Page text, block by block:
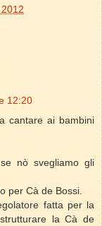
12:20
cantare ai bambini
nò svegliamo gli
per Cà de Bossi.
fatta per la
la Cà de